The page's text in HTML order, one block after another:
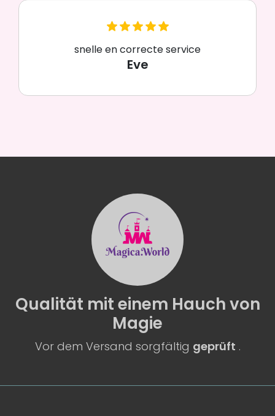
snelle en correcte service
Eve
Qualität mit einem Hauch von
Magie
Vor dem Versand sorgfältig geprüft .